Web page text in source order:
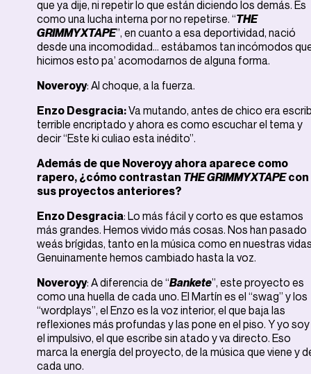
que ya dije, ni repetir lo que están diciendo los demás. Es
como una lucha interna por no repetirse. “THE
GRIMMYXTAPE”, en cuanto a esa deportividad, nació
desde una incomodidad… estábamos tan incómodos
hicimos esto pa’ acomodarnos de alguna forma.
Noveroyy: Al choque, a la fuerza.
Enzo Desgracia:Va mutando, antes de chico era
terrible encriptado y ahora es como escuchar el tema y
decir “Este ki culiao esta inédito”.
Además de que Noveroyy ahora aparece como
rapero, ¿cómo contrastan THE GRIMMYXTAPEcon
sus proyectos anteriores?
Enzo Desgracia: Lo más fácil y corto es que estamos
más grandes. Hemos vivido más cosas. Nos han pasado
weás brígidas, tanto en la música como en nuestras
Genuinamente hemos cambiado hasta la voz.
Noveroyy: A diferencia de “Bankete”, este proyecto es
como una huella de cada uno. El Martín es el “swag” y los
“wordplays”, el Enzo es la voz interior, el que baja las
reflexiones más profundas y las pone en el piso. Y yo soy
el impulsivo, el que escribe sin atado y va directo. Eso
marca la energía del proyecto, de la música que viene y
cada uno.